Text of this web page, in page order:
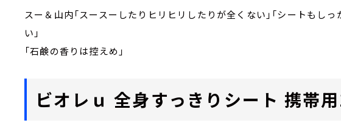
スー＆山内「スースーしたりヒリヒリしたりが全くない」「シートもし
い」
「石鹸の香りは控えめ」
ビオレｕ 全身すっきりシート 携帯